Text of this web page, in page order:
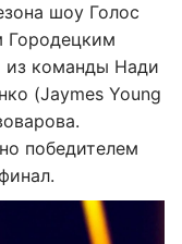
шоу Голос
Городецким
из команды Нади
(Jaymes Young
победителем